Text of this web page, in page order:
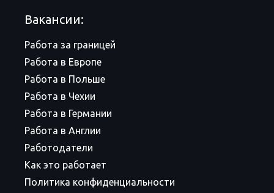
Вакансии:
Работа за границей
Работа в Европе
Работа в Польше
Работа в Чехии
Работа в Германии
Работа в Англии
Работодатели
Как это работает
Политика конфиденциальности